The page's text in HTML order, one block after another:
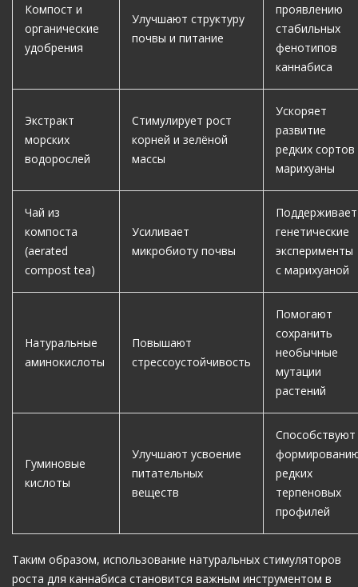
Компост и
органические
удобрения
Улучшают структуру
почвы и питание
проявлению
стабильных
фенотипов
каннабиса
Экстракт
морских
водорослей
Стимулирует рост
корней и зелёной
массы
Ускоряет
развитие
редких сортов
марихуаны
Чай из
компоста
(aerated
compost tea)
Усиливает
микробиоту почвы
Поддерживает
генетические
эксперименты
с марихуаной
Натуральные
аминокислоты
Повышают
стрессоустойчивость
Помогают
сохранить
необычные
мутации
растений
Гуминовые
кислоты
Улучшают усвоение
питательных
веществ
Способствуют
редких
терпеновых
профилей
Таким образом, использование натуральных стимуляторов
роста для каннабиса становится важным инструментом в